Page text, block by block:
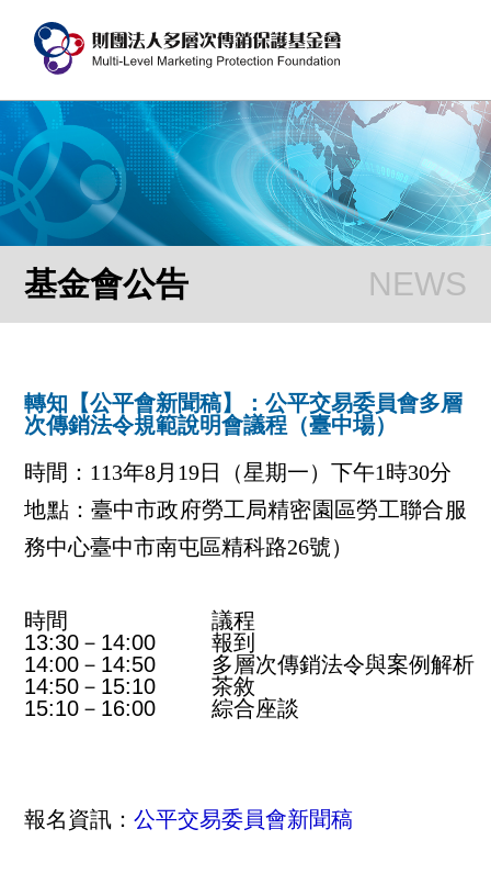
基金會公告
轉知【公平會新聞稿】：公平交易委員會多層
次傳銷法令規範說明會議程（臺中場）
時間：113年8月19日（星期一）下午1時30分
地點：臺中市政府勞工局精密園區勞工聯合服
務中心臺中市南屯區精科路26號）
時間
議程
13:30－14:00
報到
14:00－14:50
多層次傳銷法令與案例解析
14:50－15:10
茶敘
15:10－16:00
綜合座談
報名資訊：公平交易委員會新聞稿